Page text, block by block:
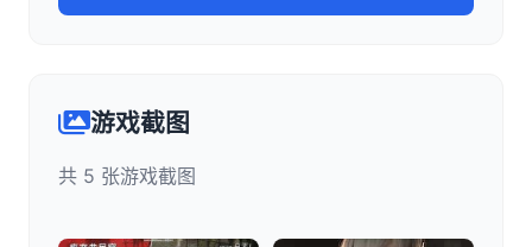
游戏截图
共 5 张游戏截图